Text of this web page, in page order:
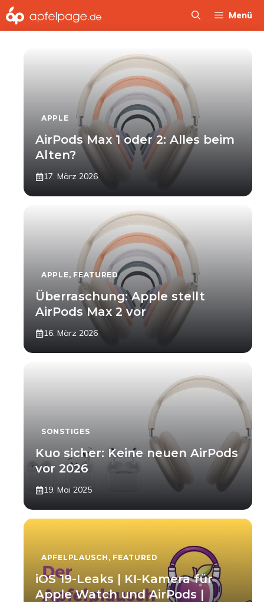
Zum
Inhalt
Menü
APPLE
AirPods Max 1 oder 2: Alles beim
Alten?
17. März 2026
APPLE, FEATURED
Überraschung: Apple stellt
AirPods Max 2 vor
16. März 2026
SONSTIGES
Kuo sicher: Keine neuen AirPods
vor 2026
19. Mai 2025
APFELPLAUSCH , FEATURED
iOS 19-Leaks | KI-Kamera für
Apple Watch und AirPods |